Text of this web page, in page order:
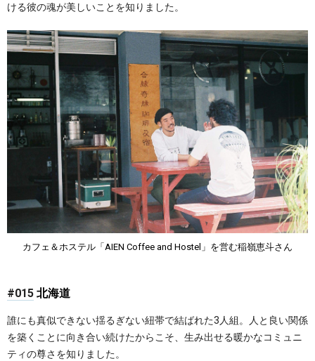
ける彼の魂が美しいことを知りました。
カフェ＆ホステル「AIEN Coffee and Hostel」を営む稲嶺恵斗さん
#015 北海道
誰にも真似できない揺るぎない紐帯で結ばれた3人組。人と良い関係
を築くことに向き合い続けたからこそ、生み出せる暖かなコミュニ
ティの尊さを知りました。